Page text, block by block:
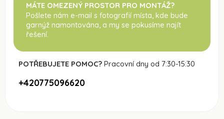
MÁTE OMEZENÝ PROSTOR PRO MONTÁŽ?
Pošlete nám e-mail s fotografií místa, kde bude
garnýž namontována, a my se pokusíme najít
řešení.
POTŘEBUJETE POMOC? Pracovní dny od 7:30-15:30
+420775096620